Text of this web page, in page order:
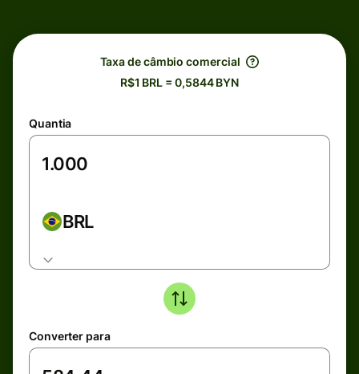
Taxa de câmbio comercial
R$1 BRL = 0,5844 BYN
Quantia
BRL
Converter para